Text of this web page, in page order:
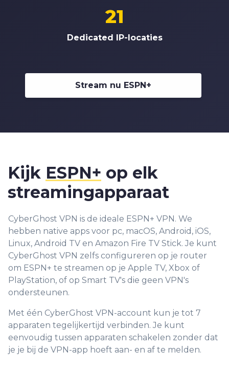
Dedicated IP-locaties
21
Stream nu ESPN+
Kijk ESPN+ op elk
streamingapparaat
CyberGhost VPN is de ideale ESPN+ VPN. We
hebben native apps voor pc, macOS, Android, iOS,
Linux, Android TV en Amazon Fire TV Stick. Je kunt
CyberGhost VPN zelfs configureren op je router
om ESPN+ te streamen op je Apple TV, Xbox of
PlayStation, of op Smart TV's die geen VPN's
ondersteunen.
Met één CyberGhost VPN-account kun je tot 7
apparaten tegelijkertijd verbinden. Je kunt
eenvoudig tussen apparaten schakelen zonder dat
je je bij de VPN-app hoeft aan- en af te melden.